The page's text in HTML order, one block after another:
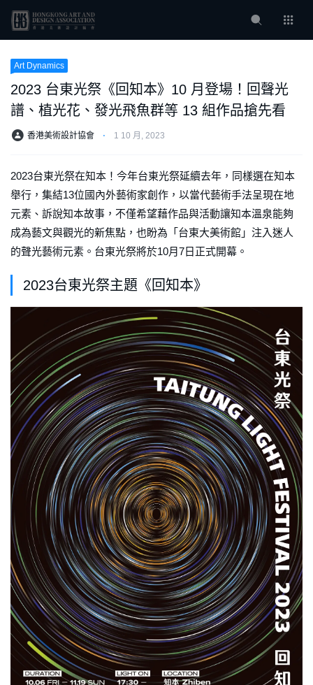
Art Dynamics
2023 台東光祭《回知本》10 月登場！回聲光
譜、植光花、發光飛魚群等 13 組作品搶先看
香港美術設計協會 ⋅ 1 10 月, 2023
2023台東光祭在知本！今年台東光祭延續去年，同樣選在知本
舉行，集結13位國內外藝術家創作，以當代藝術手法呈現在地
元素、訴說知本故事，不僅希望藉作品與活動讓知本溫泉能夠
成為藝文與觀光的新焦點，也盼為「台東大美術館」注入迷人
的聲光藝術元素。台東光祭將於10月7日正式開幕。
2023台東光祭主題《回知本》